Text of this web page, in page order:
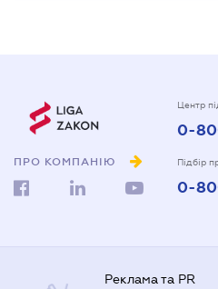
ПРО КОМПАНІЮ
Центр
0-
Підбір
0-
Реклама та PR